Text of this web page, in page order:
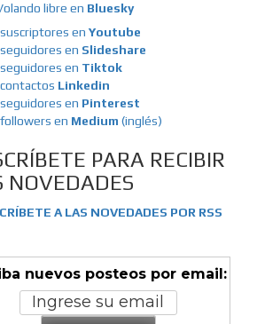
libre en Bluesky
en Youtube
en Slideshare
en Tiktok
Linkedin
en Pinterest
en Medium (inglés)
PARA RECIBIR
NOVEDADES
A LAS NOVEDADES POR RSS
nuevos posteos por email: